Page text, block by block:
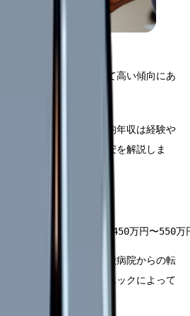
般病院や診療所と比べて高い傾向にあ
、美容外科看護師の平均年収は経験や
ますが、おおよその目安を解説しま
ポジション未経験〜3年450万円〜550
験年数を指します。一般病院からの転
度評価されるかはクリニックによって